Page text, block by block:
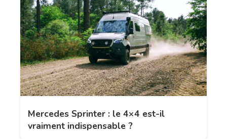
Mercedes Sprinter : le 4×4 est-il
vraiment indispensable ?